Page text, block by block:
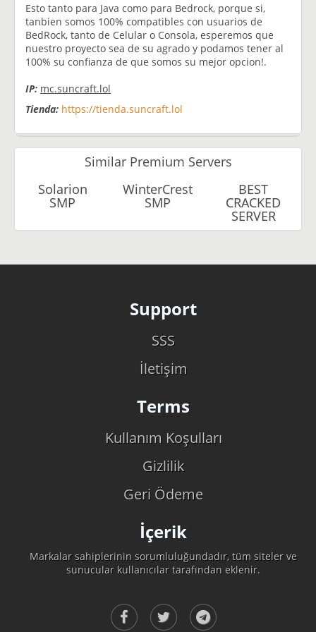
Esto tanto para Java como para Bedrock, porque si,
tanbien somos 100% compatibles con usuarios de
BedRock, tanto de Celular o Consola, esperemos que
nuestro proyecto sea de su agrado y podamos tener al
100% su confianza de que somos su mejor opcion!.
IP: mc.suncraft.lol
Tienda: https://tienda.suncraft.lol
Similar Premium Servers
Solarion
SMP
WinterCrest
SMP
BEST
CRACKED
SERVER
Support
SSS
İletişim
Terms
Kullanım Koşulları
Gizlilik
Geri Ödeme
İçerik
Markalar sahiplerinin sorumluluğundadır, tüm siteler ve
sunucular kullanıcılar tarafından eklenir.